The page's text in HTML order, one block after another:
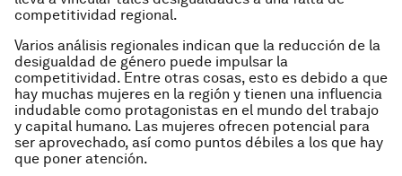
competitividad regional.
Varios análisis regionales indican que la reducción de la
desigualdad de género puede impulsar la
competitividad. Entre otras cosas, esto es debido a que
hay muchas mujeres en la región y tienen una influencia
indudable como protagonistas en el mundo del trabajo
y capital humano. Las mujeres ofrecen potencial para
ser aprovechado, así como puntos débiles a los que hay
que poner atención.